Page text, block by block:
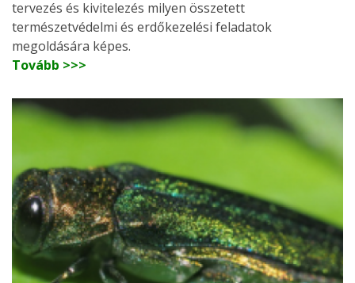
tervezés és kivitelezés milyen összetett
természetvédelmi és erdőkezelési feladatok
megoldására képes.
Tovább >>>